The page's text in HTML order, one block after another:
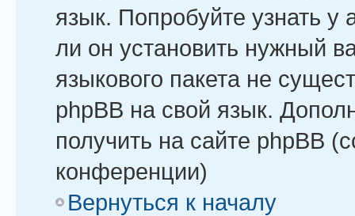
язык. Попробуйте узнать
ли он установить нужный
языкового пакета не
phpBB на свой язык.
получить на сайте phpBB
конференции)
Вернуться к началу